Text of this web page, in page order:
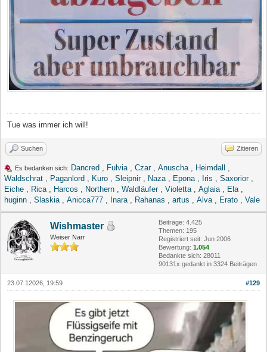
Tue was immer ich will!
Suchen Zitieren
Es bedanken sich: Dancred Fulvia Czar, Anuscha Heimdall
Waldschrat
Paganlord Kuro Sleipnir, Naza Epona Iris Saxorior,
Eiche
Rica Harcos Northern Waldläufer, Violetta Aglaia Ela
huginn
Slaskia Anicca777 Inara Rahanas artus Alva Erato Vale
Wishmaster
Weiser Narr
Beiträge: 4.425
Themen: 195
Registriert seit: Jun 2006
Bewertung: 1.054
Bedankte sich: 28011
90131x gedankt in 3324 Beiträgen
#129
23.07.12026, 19:59